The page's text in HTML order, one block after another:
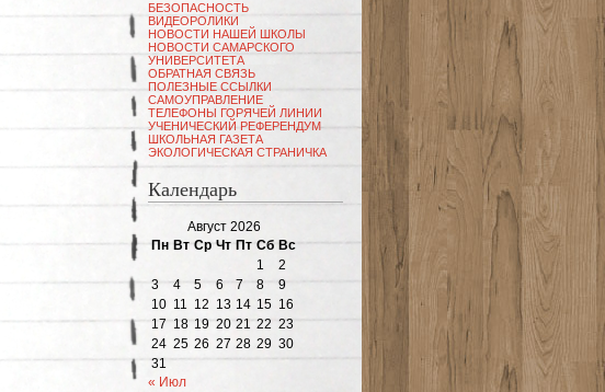
БЕЗОПАСНОСТЬ
ВИДЕОРОЛИКИ
НОВОСТИ НАШЕЙ ШКОЛЫ
НОВОСТИ САМАРСКОГО
УНИВЕРСИТЕТА
ОБРАТНАЯ СВЯЗЬ
ПОЛЕЗНЫЕ ССЫЛКИ
САМОУПРАВЛЕНИЕ
ТЕЛЕФОНЫ ГОРЯЧЕЙ ЛИНИИ
УЧЕНИЧЕСКИЙ РЕФЕРЕНДУМ
ШКОЛЬНАЯ ГАЗЕТА
ЭКОЛОГИЧЕСКАЯ СТРАНИЧКА
Календарь
Август 2026
Пн Вт Ср Чт Пт Сб Вс
1
2
3
4 5 6 7 8
9
10 11 12 13 14 15 16
17 18 19 20 21 22 23
24 25 26 27 28 29 30
31
« Июл